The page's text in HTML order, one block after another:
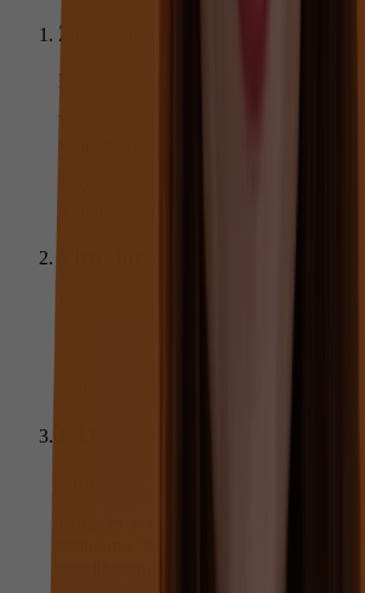
Získanie informácií o
Krok 1
V krátkom dotazníku pacient uvedie
svojom zdravotnom stave, na aké
užíva, atď. Na základe dotazníka lekár
stav a s ním spojené riziká vzniku
Precízne vyšetrenie zubov pomocou
okuliarí zabezpečuje zistenie aj tých
pomáha predchádzať vzniku väčších
Röntgen je neoddeliteľnou súčasťou